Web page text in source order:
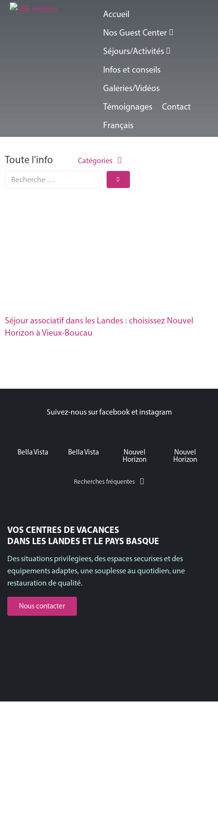
Accueil
Nos Guest Center
Séjours/Activités
Infos et conseils
Galeries/Vidéos
Témoignages
Contact
Français
Toute l'info Catégories
Séjour associatif dans les Landes : choisissez Nouvel
Horizon à Vieux-Boucau
Suivez-nous sur facebook et instagram
Bella Vista Bella Vista
Nouvel
Horizon
Nouvel
Horizon
Recherches fréquentes
VOS CENTRES DE VACANCES
DANS LES LANDES ET LE PAYS BASQUE
Des situations privilegiees, des espaces securises et des
equipements adaptes, une souplesse au quotidien, une
restauration de qualité.
Nous contacter